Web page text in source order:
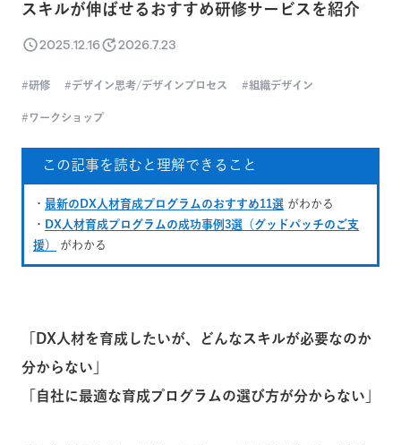
スキルが伸ばせるおすすめ研修サービスを紹介
2025.12.16 2026.7.23
研修 デザイン思考/デザインプロセス 組織デザイン
ワークショップ
この記事を読むと理解できること
・ 最新のDX人材育成プログラムのおすすめ11選 がわかる
・
DX人材育成プログラムの成功事例3選（グッドパッチのご支
援）
がわかる
「DX人材を育成したいが、どんなスキルが必要なのか
分からない」
「自社に最適な育成プログラムの選び方が分からない」